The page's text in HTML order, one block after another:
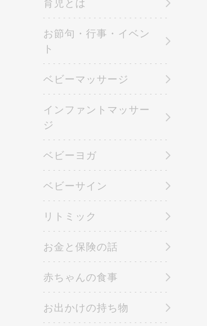
育児とは
お節句・行事・イベン
ト
ベビーマッサージ
インファントマッサー
ジ
ベビーヨガ
ベビーサイン
リトミック
お金と保険の話
赤ちゃんの食事
お出かけの持ち物